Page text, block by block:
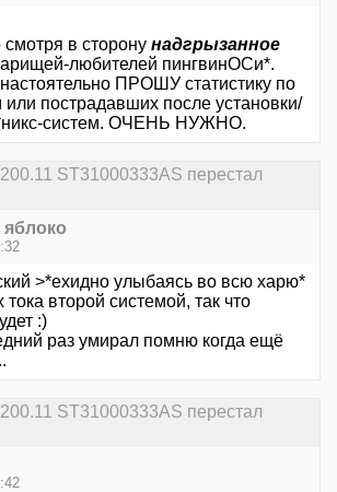
смотря в сторону надгрызанное
любителей пингвинОСи*.
ПРОШУ статистику по
пострадавших после установки/
систем. ОЧЕНЬ НУЖНО.
ST31000333AS перестал
>*ехидно улыбаясь во всю харю*
второй системой, так что
:)
раз умирал помню когда ещё
ST31000333AS перестал